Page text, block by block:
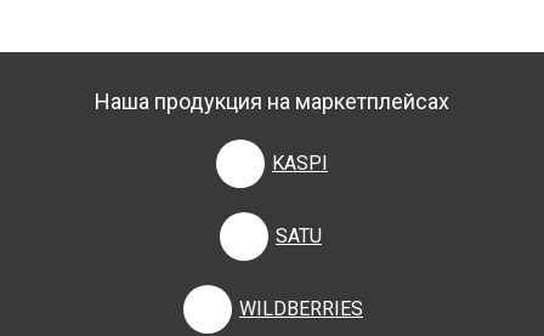
Наша продукция на маркетплейсах
KASPI
SATU
WILDBERRIES